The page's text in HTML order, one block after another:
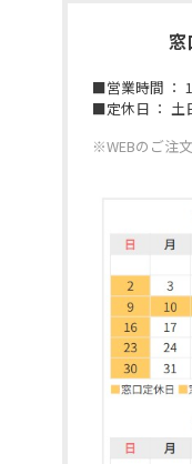
窓
■営業時間 ：
■定休日 ： 土
※WEBのご注